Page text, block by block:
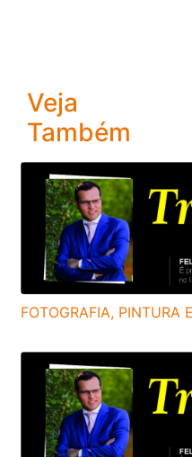
Veja
Também
FOTOGRAFIA, PINTURA